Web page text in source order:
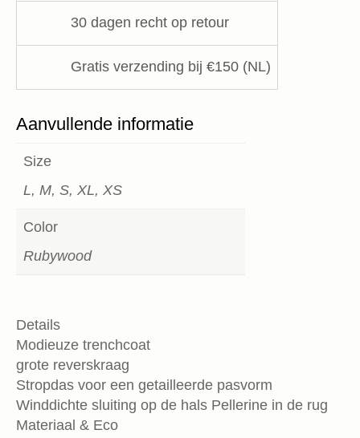
30 dagen recht op retour
Gratis verzending bij €150 (NL)
Aanvullende informatie
Size
L, M, S, XL, XS
Color
Rubywood
Details
Modieuze trenchcoat
grote reverskraag
Stropdas voor een getailleerde pasvorm
Winddichte sluiting op de hals Pellerine in de rug
Materiaal & Eco